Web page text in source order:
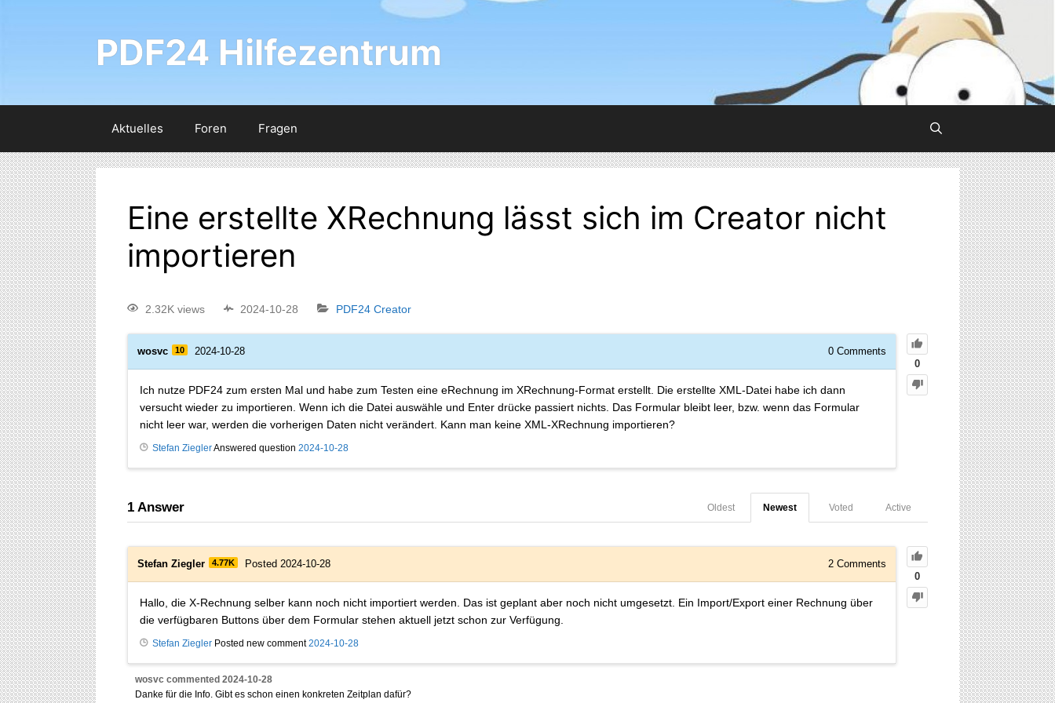
PDF24 Hilfezentrum
Aktuelles Foren Fragen
Eine erstellte XRechnung lässt sich im Creator nicht
importieren
2.32K views 2024-10-28 PDF24 Creator
0
wosvc 10 2024-10-28 0 Comments
Ich nutze PDF24 zum ersten Mal und habe zum Testen eine eRechnung im XRechnung-Format erstellt. Die erstellte XML-Datei habe ich dann
versucht wieder zu importieren. Wenn ich die Datei auswähle und Enter drücke passiert nichts. Das Formular bleibt leer, bzw. wenn das Formular
nicht leer war, werden die vorherigen Daten nicht verändert. Kann man keine XML-XRechnung importieren?
Stefan ZieglerAnswered question 2024-10-28
1 Answer Active
Voted
Newest
Oldest
0
Stefan Ziegler 4.77K Posted 2024-10-28 2 Comments
Hallo, die X-Rechnung selber kann noch nicht importiert werden. Das ist geplant aber noch nicht umgesetzt. Ein Import/Export einer Rechnung über
die verfügbaren Buttons über dem Formular stehen aktuell jetzt schon zur Verfügung.
Stefan Ziegler Posted new comment2024-10-28
wosvc commented 2024-10-28
Danke für die Info. Gibt es schon einen konkreten Zeitplan dafür?